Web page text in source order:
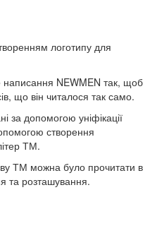
логотипу для
NEWMEN так, щоб
що він читалося так само.
за допомогою уніфікації
створення
ТМ.
ТМ можна було прочитати в
та розташування.